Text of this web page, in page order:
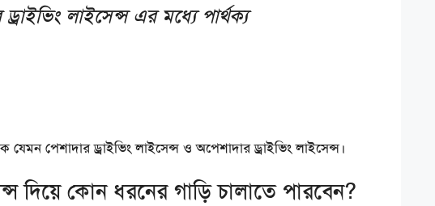
লাইসেন্স এর মধ্যে পার্থক্য
যেমন পেশাদার ড্রাইভিং লাইসেন্স ও অপেশাদার ড্রাইভিং লাইসেন্স।
দিয়ে কোন ধরনের গাড়ি চালাতে পারবেন?